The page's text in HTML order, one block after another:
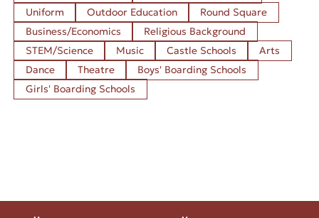
Uniform
Outdoor Education
Round Square
Business/Economics
Religious Background
STEM/Science
Music Castle Schools
Arts
Dance
Theatre
Boys' Boarding Schools
Girls' Boarding Schools